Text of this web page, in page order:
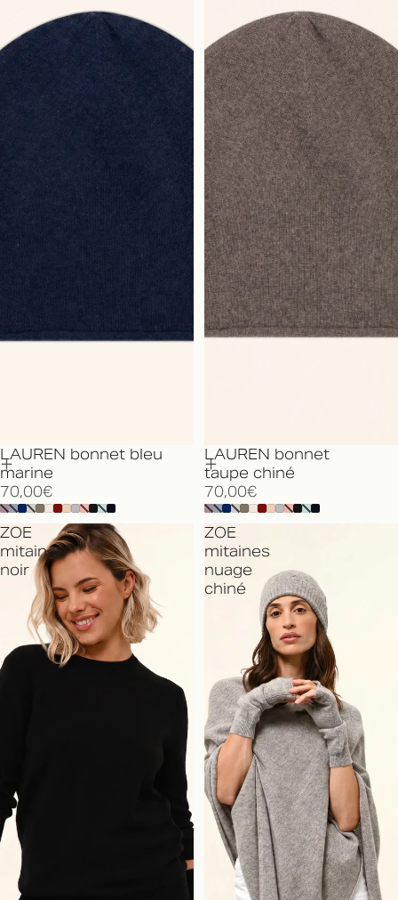
LAUREN bonnet bleu
marine
70,00€
LAUREN bonnet
taupe chiné
70,00€
ZOE
mitaines
noir
ZOE
mitaines
nuage
chiné